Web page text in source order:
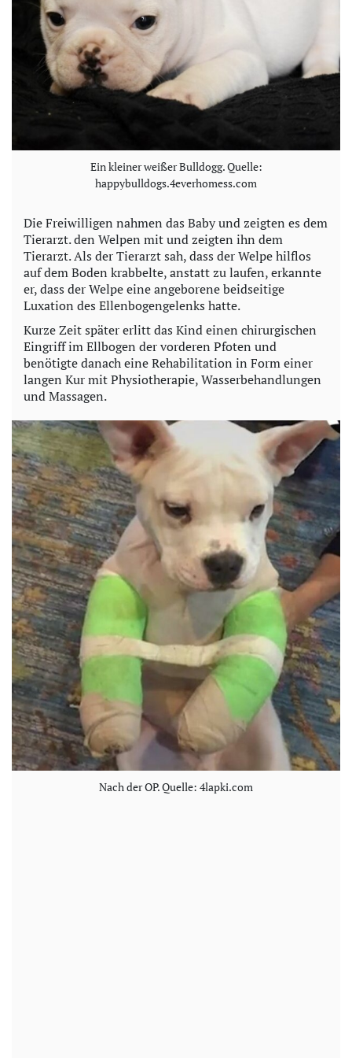
Ein kleiner weißer Bulldogg. Quelle:
happybulldogs.4everhomess.com
Die Freiwilligen nahmen das Baby und zeigten es dem
Tierarzt. den Welpen mit und zeigten ihn dem
Tierarzt. Als der Tierarzt sah, dass der Welpe hilflos
auf dem Boden krabbelte, anstatt zu laufen, erkannte
er, dass der Welpe eine angeborene beidseitige
Luxation des Ellenbogengelenks hatte.
Kurze Zeit später erlitt das Kind einen chirurgischen
Eingriff im Ellbogen der vorderen Pfoten und
benötigte danach eine Rehabilitation in Form einer
langen Kur mit Physiotherapie, Wasserbehandlungen
und Massagen.
Nach der OP. Quelle: 4lapki.com